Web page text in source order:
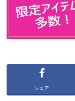
シェア